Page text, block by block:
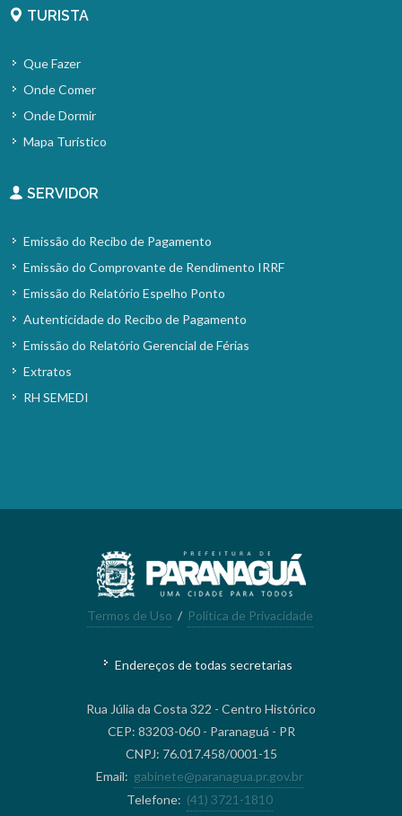
TURISTA
Que Fazer
Onde Comer
Onde Dormir
Mapa Turístico
SERVIDOR
Emissão do Recibo de Pagamento
Emissão do Comprovante de Rendimento IRRF
Emissão do Relatório Espelho Ponto
Autenticidade do Recibo de Pagamento
Emissão do Relatório Gerencial de Férias
Extratos
RH SEMEDI
Termos de Uso / Política de Privacidade
Endereços de todas secretarias
Rua Júlia da Costa 322 - Centro Histórico
CEP: 83203-060 - Paranaguá - PR
CNPJ: 76.017.458/0001-15
Email: gabinete@paranagua.pr.gov.br
Telefone: (41) 3721-1810